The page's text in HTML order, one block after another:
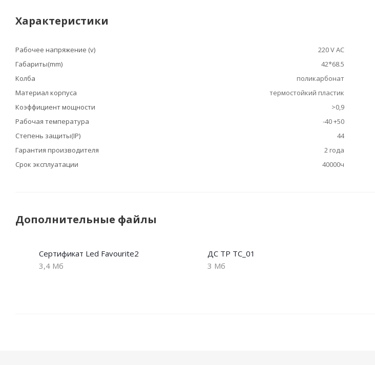
Характеристики
Рабочее напряжение (v)
220 V АС
Габариты(mm)
42*68.5
Колба
поликарбонат
Материал корпуса
термостойкий пластик
Коэффициент мощности
>0,9
Рабочая температура
-40 +50
Степень защиты(IP)
44
Гарантия производителя
2 года
Срок эксплуатации
40000ч
Дополнительные файлы
Сертификат Led Favourite2
3,4 Мб
ДС ТР ТС_01
3 Мб